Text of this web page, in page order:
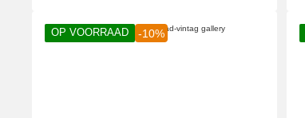
OP VOORRAAD -10%